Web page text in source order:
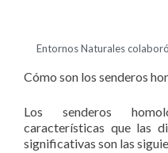
Entornos Naturales
Cómo son los senderos
Los senderos
características que las
significativas son las